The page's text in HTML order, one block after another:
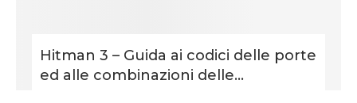
Hitman 3 – Guida ai codici delle porte
ed alle combinazioni delle...